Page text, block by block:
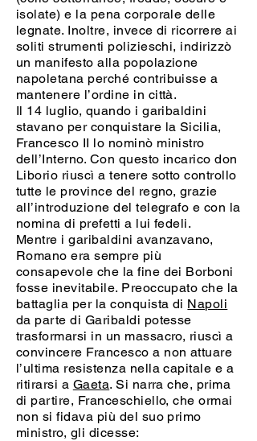
isolate) e la pena corporale delle
legnate. Inoltre, invece di ricorrere ai
soliti strumenti polizieschi, indirizzò
un manifesto alla popolazione
napoletana perché contribuisse a
mantenere l’ordine in città.
Il 14 luglio, quando i garibaldini
stavano per conquistare la Sicilia,
Francesco II lo nominò ministro
dell’Interno. Con questo incarico don
Liborio riuscì a tenere sotto controllo
tutte le province del regno, grazie
all’introduzione del telegrafo e con la
nomina di prefetti a lui fedeli.
Mentre i garibaldini avanzavano,
Romano era sempre più
consapevole che la fine dei Borboni
fosse inevitabile. Preoccupato che la
battaglia per la conquista di Napoli
da parte di Garibaldi potesse
trasformarsi in un massacro, riuscì a
convincere Francesco a non attuare
l’ultima resistenza nella capitale e a
ritirarsi a Gaeta. Si narra che, prima
di partire, Franceschiello, che ormai
non si fidava più del suo primo
ministro, gli dicesse: